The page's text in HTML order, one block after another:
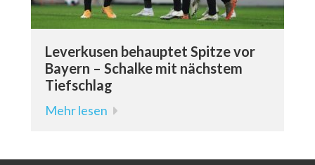
Leverkusen behauptet Spitze vor
Bayern – Schalke mit nächstem
Tiefschlag
Mehr lesen